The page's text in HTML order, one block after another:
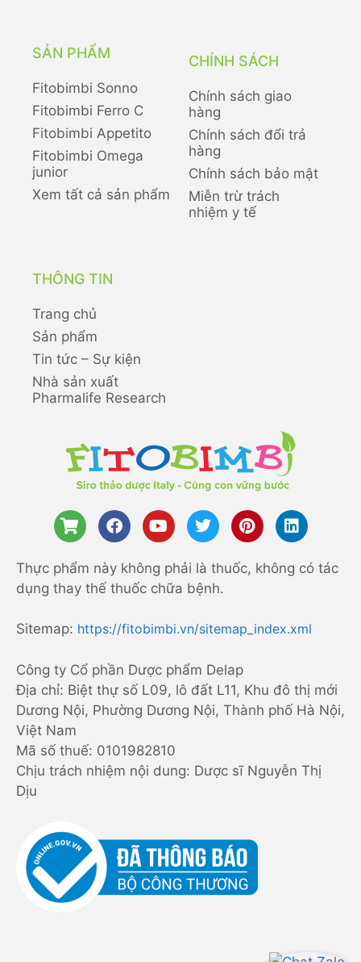
SẢN PHẨM
Fitobimbi Sonno
Fitobimbi Ferro C
Fitobimbi Appetito
Fitobimbi Omega
junior
Xem tất cả sản phẩm
CHÍNH SÁCH
Chính sách giao
hàng
Chính sách đổi trả
hàng
Chính sách bảo mật
Miễn trừ trách
nhiệm y tế
THÔNG TIN
Trang chủ
Sản phẩm
Tin tức – Sự kiện
Nhà sản xuất
Pharmalife Research
Thực phẩm này không phải là thuốc, không có tác
dụng thay thế thuốc chữa bệnh.
Sitemap: https://fitobimbi.vn/sitemap_index.xml
Công ty Cổ phần Dược phẩm Delap
Địa chỉ: Biệt thự số L09, lô đất L11, Khu đô thị mới
Dương Nội, Phường Dương Nội, Thành phố Hà Nội,
Việt Nam
Mã số thuế: 0101982810
Chịu trách nhiệm nội dung: Dược sĩ Nguyễn Thị
Dịu